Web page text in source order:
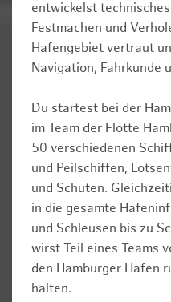
entwickelst
Festmachen und
Hafengebiet vertraut
Navigation, Fahrkunde
Du startest bei der
im Team der Flotte
50 verschiedenen
und Peilschiffen,
und Schuten.
in die gesamte
und Schleusen bis zu
wirst Teil eines Teams
den Hamburger Hafen
halten.